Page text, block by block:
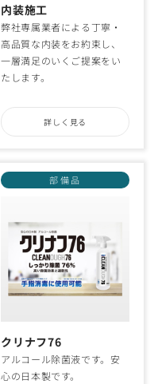
内装施工
弊社専属業者による丁寧・
高品質な内装をお約束し、
一層満足のいくご提案をい
たします。
詳しく見る
部備品
クリナフ76
アルコール除菌液です。安
心の日本製です。